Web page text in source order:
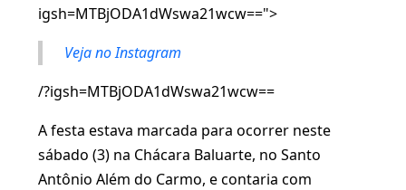
igsh=MTBjODA1dWswa21wcw==">
Veja no Instagram
/?igsh=MTBjODA1dWswa21wcw==
A festa estava marcada para ocorrer neste
sábado (3) na Chácara Baluarte, no Santo
Antônio Além do Carmo, e contaria com